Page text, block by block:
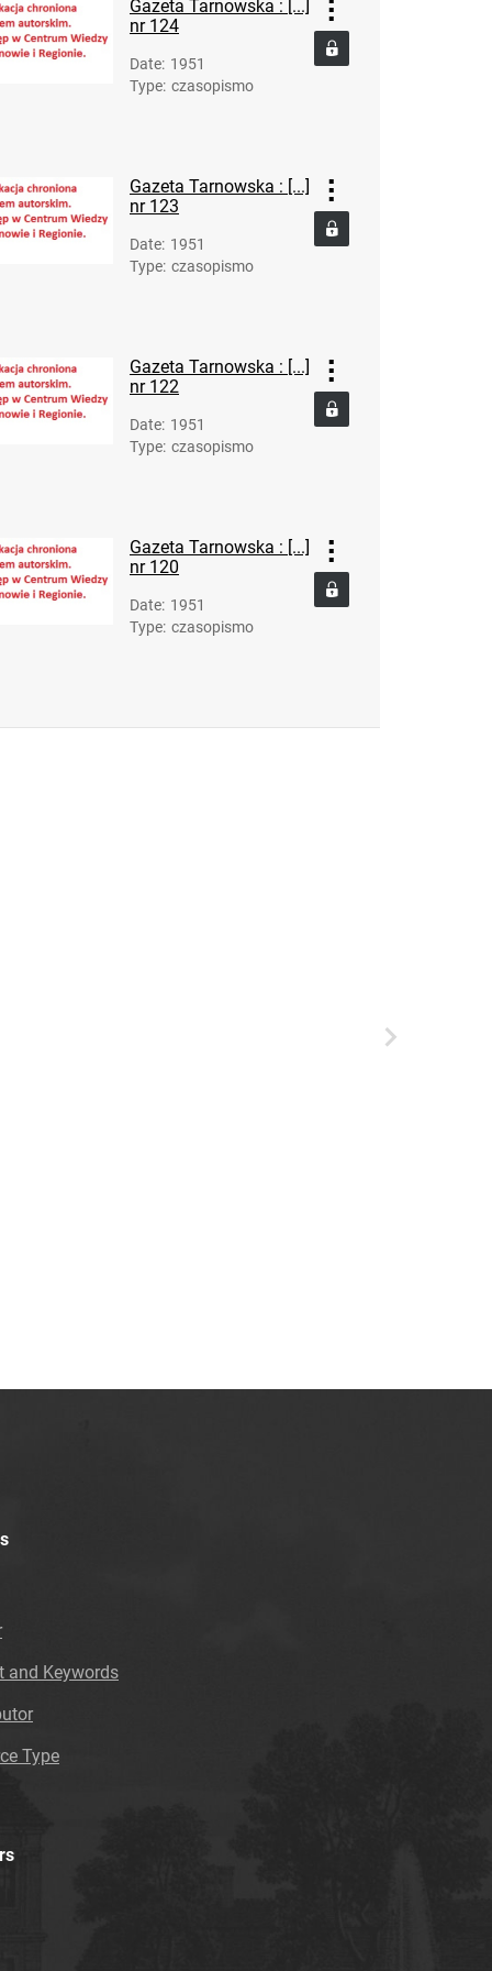
132
Gazeta Tarnowska : organ KW Polskiej
Zjednoczonej Partii Robotniczej. R. 2, 1951, nr
134
Gazeta Tarnowska : organ KW Polskiej
Zjednoczonej Partii Robotniczej. R. 2, 1951, nr
136
Gazeta Tarnowska : [...]
nr 124
Date: 1951
Type: czasopismo
Gazeta Tarnowska : [...]
nr 123
Date: 1951
Type: czasopismo
Gazeta Tarnowska : [...]
nr 122
Date: 1951
Type: czasopismo
Gazeta Tarnowska : [...]
nr 120
Date: 1951
Type: czasopismo
and Keywords
Type